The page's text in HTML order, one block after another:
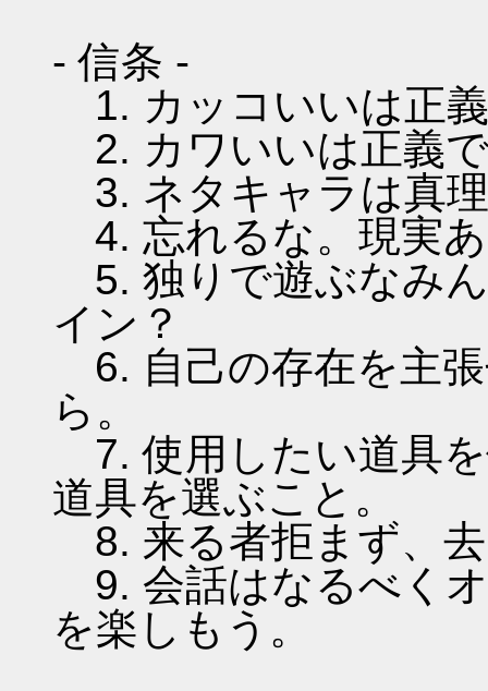
- 信条 -
1. カッコいいは正
2. カワいいは正義
3. ネタキャラは真
4. 忘れるな。現実
5. 独りで遊ぶなみ
イン？
6. 自己の存在を主
ら。
7. 使用したい道具
道具を選ぶこと。
8. 来る者拒まず、
9. 会話はなるべく
を楽しもう。